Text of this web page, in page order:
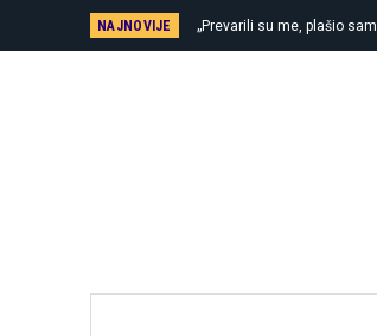
NAJNOVIJE „Prevarili su me, plašio